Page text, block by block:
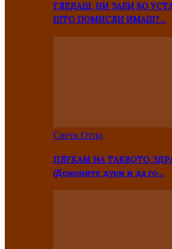
ГЛЕДАШ, НИ ЗАБИ ВО
ШТО ПОМИСЛИ ИМАШ?…
Свети Отци
ПЛУКАМ НА ТАКВОТО
(Демоните дури и да го…